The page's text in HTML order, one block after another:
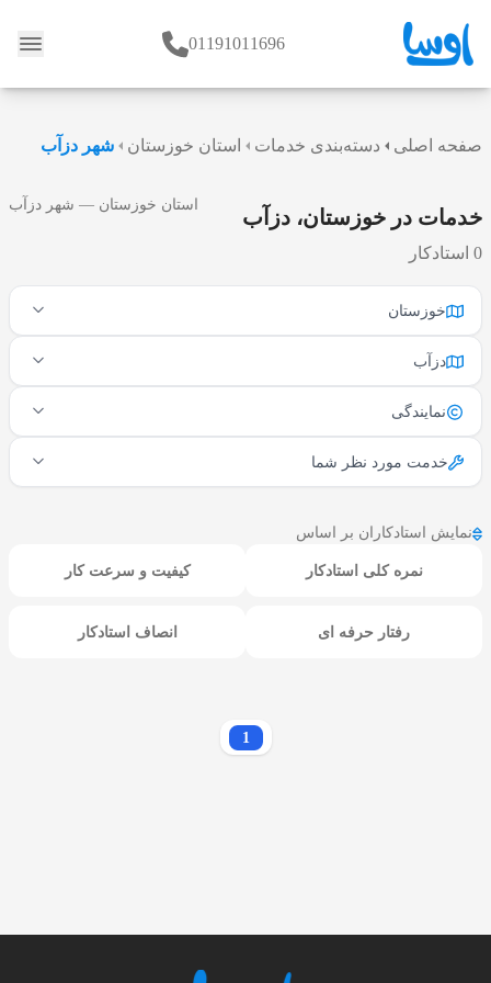
وبلاگ 01191011696
صفحه اصلی دسته‌بندی خدمات استان خوزستان شهر دزآب
خدمات در خوزستان، دزآب
0 استادکار
استان خوزستان — شهر دزآب
خوزستان
دزآب
نمایندگی
خدمت مورد نظر شما
نمایش استادکاران بر اساس
نمره کلی استادکار کیفیت و سرعت کار
رفتار حرفه ای انصاف استادکار
1